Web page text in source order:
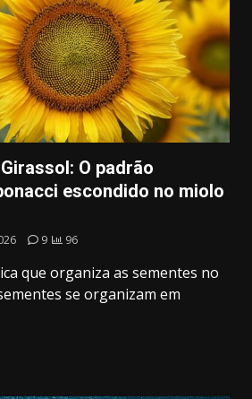
O padrão
escondido no miolo
9 96
que organiza as sementes no
se organizam em